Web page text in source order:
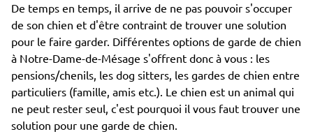
De temps en temps, il arrive de ne pas pouvoir s'occuper
de son chien et d'être contraint de trouver une solution
pour le faire garder. Différentes options de garde de chien
à Notre-Dame-de-Mésage s'offrent donc à vous : les
pensions/chenils, les dog sitters, les gardes de chien entre
particuliers (famille, amis etc.). Le chien est un animal qui
ne peut rester seul, c'est pourquoi il vous faut trouver une
solution pour une garde de chien.